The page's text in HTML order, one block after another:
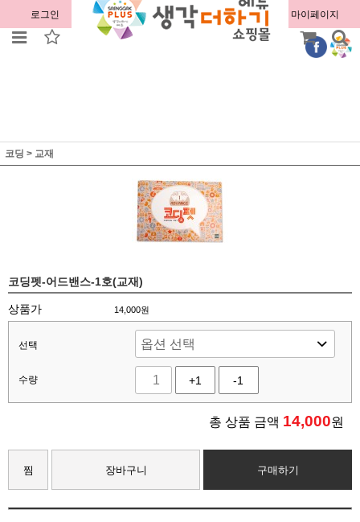
로그인 회원가입 주문조회 마이페이지
코딩 > 교재
코딩펫-어드밴스-1호(교재)
상품가 14,000원
선택
수량 +1 -1
총 상품 금액 14,000원
찜 장바구니 구매하기